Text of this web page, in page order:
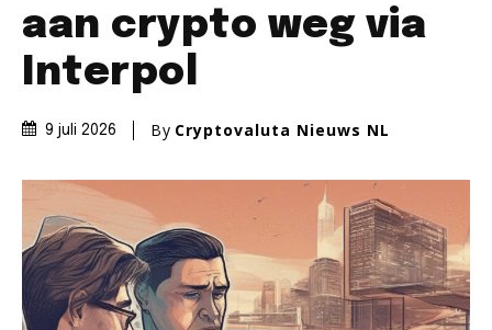
aan crypto weg via
Interpol
9 juli 2026 By Cryptovaluta Nieuws NL